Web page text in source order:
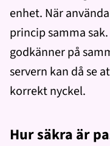
enhet. När
princip samma
godkänner på
servern kan då se
korrekt nyckel.
Hur säkra är